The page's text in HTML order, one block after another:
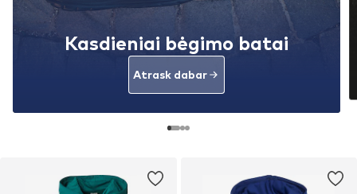
Kasdieniai bėgimo batai
Atrask dabar